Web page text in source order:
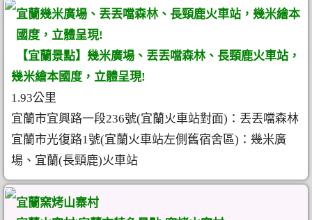
宜蘭幾米廣場、丟丟噹森林、長頸鹿火車站，幾米繪本
國度，立體呈現!
【宜蘭景點】幾米廣場、丟丟噹森林、長頸鹿火車站，
幾米繪本國度，立體呈現!
1.93公里
宜蘭市宜興路一段236號(宜蘭火車站對面)：丟丟噹森林
宜蘭市光復路1號(宜蘭火車站左側舊宿舍區)：幾米廣
場、宜蘭(長頸鹿)火車站
宜蘭窯烤山寨村